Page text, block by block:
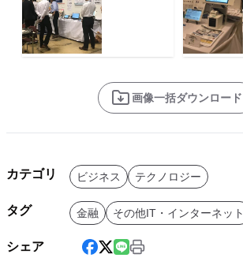
画像一括ダウンロード
カテゴリ ビジネス テクノロジー
タグ 金融 その他IT・インターネット
シェア